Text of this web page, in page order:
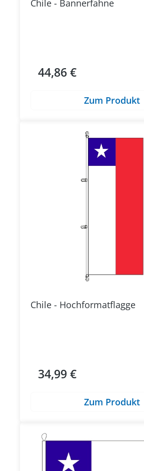
Chile - Bannerfahne
Regulärer Preis:
44,86 €
Zum Produkt
Chile - Hochformatflagge
Regulärer Preis:
34,99 €
Zum Produkt